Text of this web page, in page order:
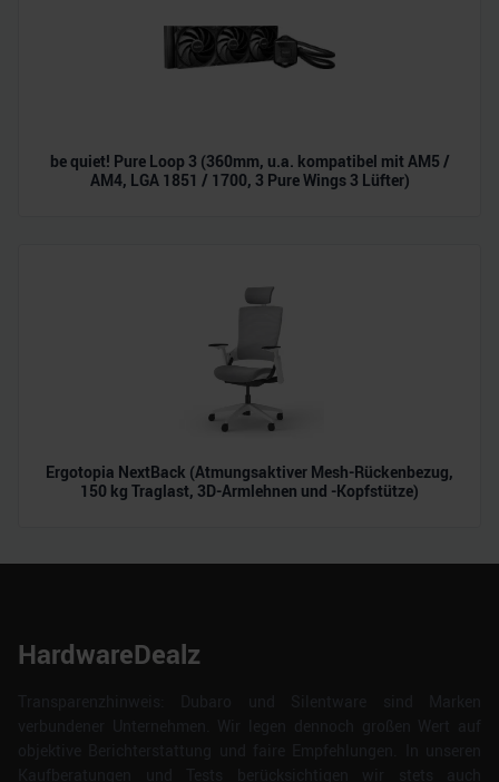
be quiet! Pure Loop 3 (360mm, u.a. kompatibel mit AM5 /
AM4, LGA 1851 / 1700, 3 Pure Wings 3 Lüfter)
Ergotopia NextBack (Atmungsaktiver Mesh-Rückenbezug,
150 kg Traglast, 3D-Armlehnen und -Kopfstütze)
HardwareDealz